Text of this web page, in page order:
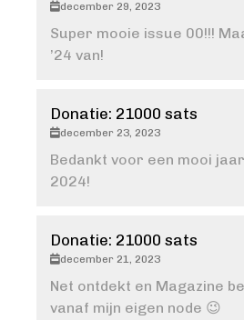
december 29, 2023
Super mooie issue 00!!!
’24 van!
Donatie: 21000 sats
december 23, 2023
Bedankt voor een mooi
2024!
Donatie: 21000 sats
december 21, 2023
Net ontdekt en Magazine
vanaf mijn eigen node 😉